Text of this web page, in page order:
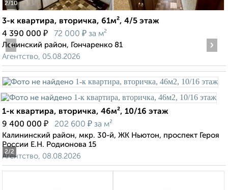
2/10
3-к квартира, вторичка, 61м², 4/5 этаж
4 390 000 ₽ 72 000 ₽ за м²
Ленинский район, Гончаренко 81
Агентство, 05.08.2026
2/2
‹ ›
1-к квартира, вторичка, 46м², 10/16 этаж
9 400 000 ₽ 202 600 ₽ за м²
Калининский район, мкр. 30-й, ЖК Ньютон, проспект Героя
России Е.Н. Родионова 15
Агентство, 08.08.2026